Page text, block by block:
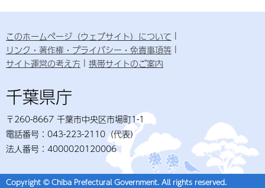
このホームページ（ウェブサイト）について
リンク・著作権・プライバシー・免責事項等
サイト運営の考え方
携帯サイトのご案内
千葉県庁
〒260-8667 千葉市中央区市場町1-1
電話番号：043-223-2110（代表）
法人番号：4000020120006
Copyright © Chiba Prefectural Government. All rights reserved.